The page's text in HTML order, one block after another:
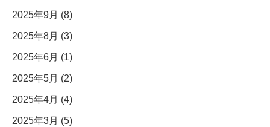
2025年9月 (8)
2025年8月 (3)
2025年6月 (1)
2025年5月 (2)
2025年4月 (4)
2025年3月 (5)